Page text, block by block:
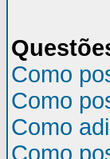
Como
Como
Como
Como